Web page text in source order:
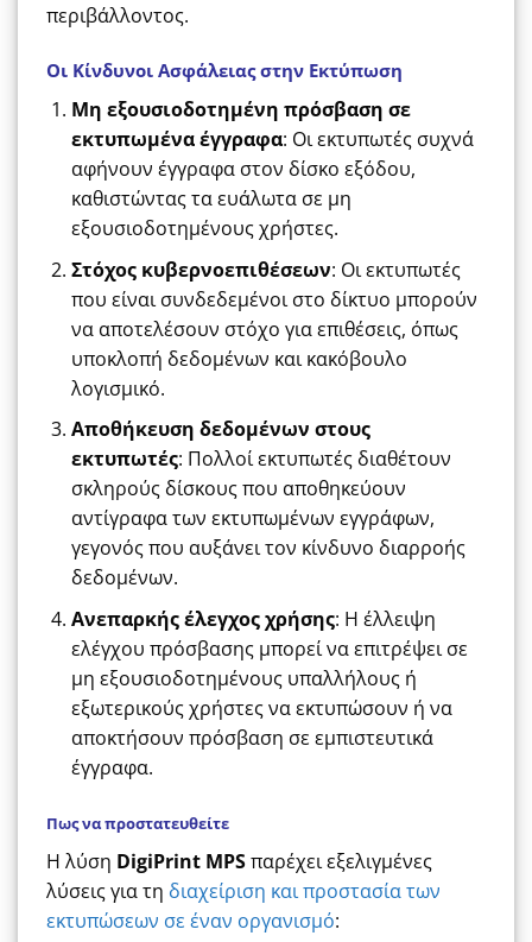
περιβάλλοντος.
Οι Κίνδυνοι Ασφάλειας στην Εκτύπωση
Μη εξουσιοδοτημένη πρόσβαση σε
εκτυπωμένα έγγραφα: Οι εκτυπωτές συχνά
αφήνουν έγγραφα στον δίσκο εξόδου,
καθιστώντας τα ευάλωτα σε μη
εξουσιοδοτημένους χρήστες.
Στόχος κυβερνοεπιθέσεων: Οι εκτυπωτές
που είναι συνδεδεμένοι στο δίκτυο μπορούν
να αποτελέσουν στόχο για επιθέσεις, όπως
υποκλοπή δεδομένων και κακόβουλο
λογισμικό.
Αποθήκευση δεδομένων στους
εκτυπωτές: Πολλοί εκτυπωτές διαθέτουν
σκληρούς δίσκους που αποθηκεύουν
αντίγραφα των εκτυπωμένων εγγράφων,
γεγονός που αυξάνει τον κίνδυνο διαρροής
δεδομένων.
Ανεπαρκής έλεγχος χρήσης: Η έλλειψη
ελέγχου πρόσβασης μπορεί να επιτρέψει σε
μη εξουσιοδοτημένους υπαλλήλους ή
εξωτερικούς χρήστες να εκτυπώσουν ή να
αποκτήσουν πρόσβαση σε εμπιστευτικά
έγγραφα.
Πως να προστατευθείτε
Η λύση DigiPrint MPSπαρέχει εξελιγμένες
λύσεις για τη διαχείριση και προστασία των
εκτυπώσεων σε έναν οργανισμό: